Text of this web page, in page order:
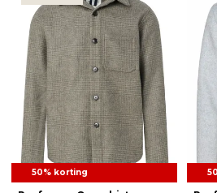
50% korting